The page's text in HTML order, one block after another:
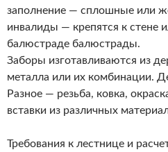
заполнение — сплошные или
инвалиды — крепятся к стене
балюстраде балюстрады.
Заборы изготавливаются из
металла или их комбинации.
Разное — резьба, ковка,
вставки из различных
Требования к лестнице и